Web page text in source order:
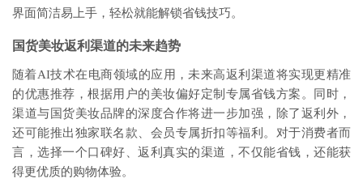
界面简洁易上手，轻松就能解锁省钱技巧。
国货美妆返利渠道的未来趋势
随着AI技术在电商领域的应用，未来高返利渠道将实现更精准
的优惠推荐，根据用户的美妆偏好定制专属省钱方案。同时，
渠道与国货美妆品牌的深度合作将进一步加强，除了返利外，
还可能推出独家联名款、会员专属折扣等福利。对于消费者而
言，选择一个口碑好、返利真实的渠道，不仅能省钱，还能获
得更优质的购物体验。